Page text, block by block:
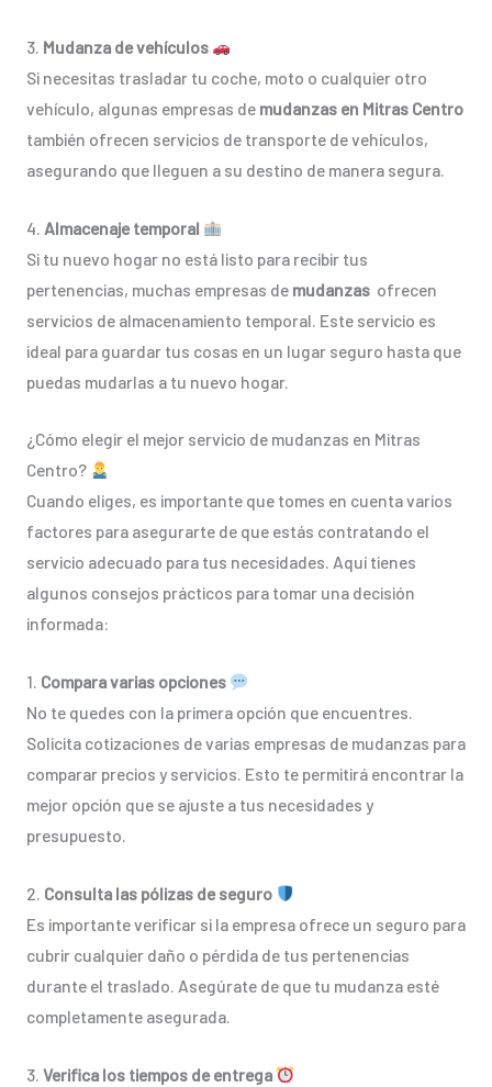
3. Mudanza de vehículos
Si necesitas trasladar tu coche, moto o cualquier otro
vehículo, algunas empresas de mudanzas en Mitras Centro
también ofrecen servicios de transporte de vehículos,
asegurando que lleguen a su destino de manera segura.
4. Almacenaje temporal
Si tu nuevo hogar no está listo para recibir tus
pertenencias, muchas empresas de mudanzas ofrecen
servicios de almacenamiento temporal. Este servicio es
ideal para guardar tus cosas en un lugar seguro hasta que
puedas mudarlas a tu nuevo hogar.
¿Cómo elegir el mejor servicio de mudanzas en Mitras
Centro?
Cuando eliges, es importante que tomes en cuenta varios
factores para asegurarte de que estás contratando el
servicio adecuado para tus necesidades. Aquí tienes
algunos consejos prácticos para tomar una decisión
informada:
1. Compara varias opciones
No te quedes con la primera opción que encuentres.
Solicita cotizaciones de varias empresas de mudanzas para
comparar precios y servicios. Esto te permitirá encontrar la
mejor opción que se ajuste a tus necesidades y
presupuesto.
2. Consulta las pólizas de seguro
Es importante verificar si la empresa ofrece un seguro para
cubrir cualquier daño o pérdida de tus pertenencias
durante el traslado. Asegúrate de que tu mudanza esté
completamente asegurada.
3. Verifica los tiempos de entrega